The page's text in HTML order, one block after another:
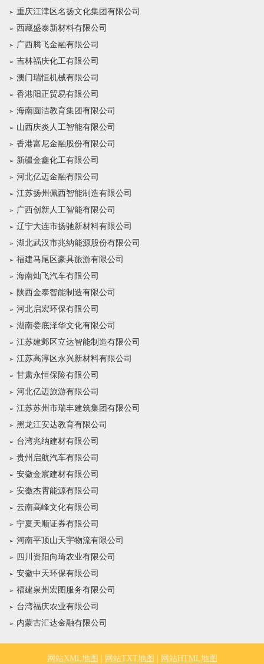
重庆江津区名扬文化集团有限公司
西藏盛泰新材料有限公司
广西腾飞金融有限公司
吉林福庆化工有限公司
澳门瑞恒机械有限公司
香港阳正贸易有限公司
海南圆洁教育集团有限公司
山西庆炎人工智能有限公司
香港富尼金融股份有限公司
新疆金鑫化工有限公司
河北亿迈金融有限公司
江苏扬州佩西智能制造有限公司
广西创新人工智能有限公司
辽宁大连市扬驰新材料有限公司
湖北武汉市兆纳能源股份有限公司
福建马尾区豪具旅游有限公司
海南灿飞汽车有限公司
陕西金泰智能制造有限公司
河北启宏环保有限公司
湖南娄底泽华文化有限公司
江苏建邺区立达智能制造有限公司
江苏高淳区永兴新材料有限公司
甘肃永恒保险有限公司
河北亿迈旅游有限公司
江苏苏州市瑞丰建筑集团有限公司
黑龙江安达教育有限公司
台湾兆纳建材有限公司
贵州启航汽车有限公司
安徽金宸建材有限公司
安徽杰霄能源有限公司
云南高峰文化有限公司
宁夏天顺证券有限公司
河南平顶山天宇物流有限公司
四川资阳向琦农业有限公司
安徽中天环保有限公司
福建泉州宏图服务有限公司
台湾福庆农业有限公司
内蒙古汇达金融有限公司
网站XML地图 网站TXT地图 网站HTML地图